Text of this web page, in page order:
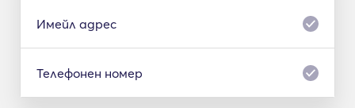
Имейл адрес
Телефонен номер